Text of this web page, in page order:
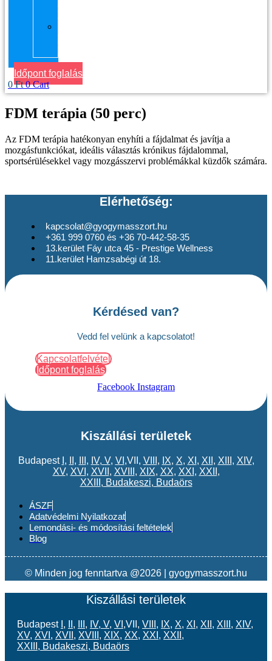
Időpont foglalás
0Ft 0 Cart
FDM terápia (50 perc)
Az FDM terápia hatékonyan enyhíti a fájdalmat és javítja a
mozgásfunkciókat, ideális választás krónikus fájdalommal,
sportsérülésekkel vagy mozgásszervi problémákkal küzdők számára.
Elérhetőség:
kapcsolat@gyogymasszort.hu
+361 999 0760 és +36 70-442-58-35
13.kerület Fáy utca 45 - Prestige Wellness
11.kerület Hamzsabégi út 18.
Kérdésed van?
Vedd fel velünk a kapcsolatot!
Kapcsolatfelvétel
Időpont foglalás
Facebook Instagram
Kiszállási területek
Budapest , , , IV, V, VI ,VII, VIII , IX, X, XI , XII , XIII , XIV,
XV, XVI , XVII , XVIII , XIX, XX, XXI , XXII ,
XXIII , Budakeszi, Budaörs
ÁSZF
Adatvédelmi Nyilatkozat
Lemondási- és módosítási feltételek
Blog
© Minden jog fenntartva @2026 | gyogymasszort.hu
Kiszállási területek
Budapest , , , IV, V, VI ,VII, VIII , IX, X, XI , XII , XIII , XIV,
XV, XVI , XVII , XVIII , XIX, XX, XXI , XXII ,
XXIII , Budakeszi, Budaörs